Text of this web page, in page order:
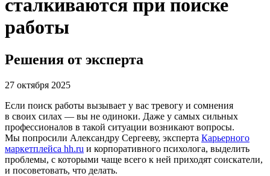
сталкиваются при поиске
работы
Решения от эксперта
27 октября 2025
Если поиск работы вызывает у вас тревогу и сомнения
в своих силах ― вы не одиноки. Даже у самых сильных
профессионалов в такой ситуации возникают вопросы.
Мы попросили Александру Сергееву, эксперта Карьерного
маркетплейса hh.ru и корпоративного психолога, выделить
проблемы, с которыми чаще всего к ней приходят соискатели,
и посоветовать, что делать.